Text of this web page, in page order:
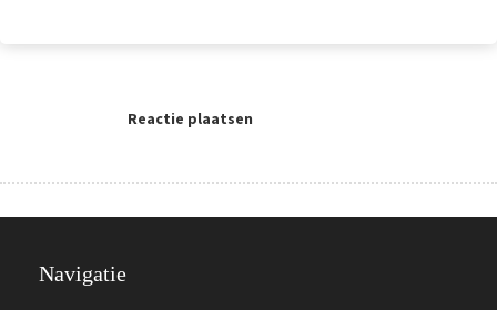
Reactie plaatsen
Navigatie